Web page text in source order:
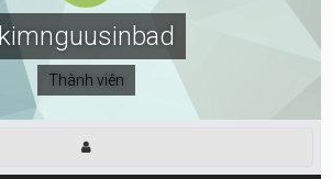
kimnguusinbad
Thành viên